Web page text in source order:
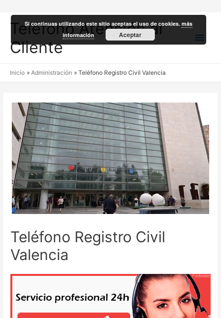
Teléfono Atención al
Cliente
Inicio Administración Teléfono Registro Civil Valencia
Teléfono Registro Civil
Valencia
Si continuas utilizando este sitio aceptas el uso de cookies.más
información
Aceptar